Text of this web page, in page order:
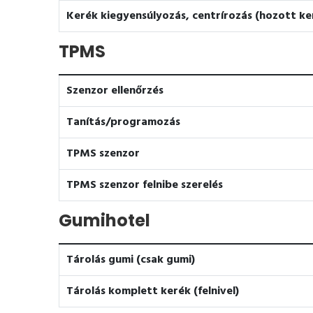
Kerék kiegyensúlyozás, centrírozás (hozott
TPMS
Szenzor ellenőrzés
Tanítás/programozás
TPMS szenzor
TPMS szenzor felnibe szerelés
Gumihotel
Tárolás gumi (csak gumi)
Tárolás komplett kerék (felnivel)